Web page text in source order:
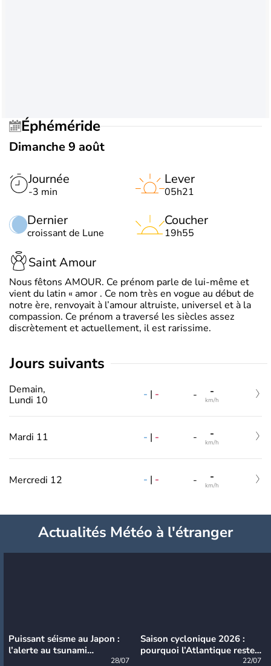
Éphéméride
Dimanche 9 août
Journée
-3 min
Dernier
croissant de Lune
Lever
05h21
Coucher
19h55
Saint Amour
Nous fêtons AMOUR. Ce prénom parle de lui-même et
vient du latin « amor . Ce nom très en vogue au début de
notre ère, renvoyait à l’amour altruiste, universel et à la
compassion. Ce prénom a traversé les siècles assez
discrètement et actuellement, il est rarissime.
jours suivants
Demain,
Lundi 10
- | - - -
km/h
Mardi 11 - | - - -
km/h
Mercredi 12 - | - - -
km/h
Actualités Météo à l'étranger
Puissant séisme au Japon :
l’alerte au tsunami
28/07
Saison cyclonique 2026 :
pourquoi l’Atlantique reste
22/07